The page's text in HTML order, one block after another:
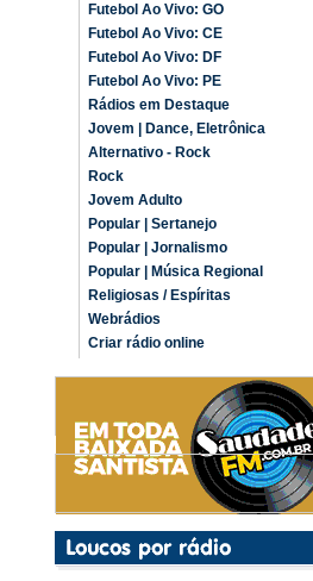
Futebol Ao Vivo: GO
Futebol Ao Vivo: CE
Futebol Ao Vivo: DF
Futebol Ao Vivo: PE
Rádios em Destaque
Jovem | Dance, Eletrônica
Alternativo - Rock
Rock
Jovem Adulto
Popular | Sertanejo
Popular | Jornalismo
Popular | Música Regional
Religiosas / Espíritas
Webrádios
Criar rádio online